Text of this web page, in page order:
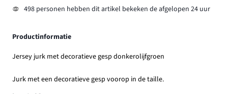
498 personen hebben dit artikel bekeken de afgelopen 24 uur
Productinformatie
Jersey jurk met decoratieve gesp donkerolijfgroen
Jurk met een decoratieve gesp voorop in de taille.